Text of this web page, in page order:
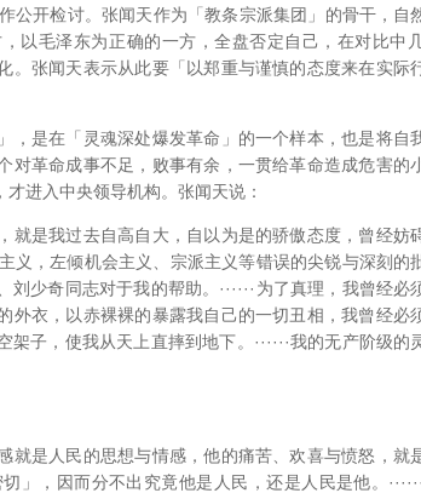
开检讨。张闻天作为「教条宗派集团」的骨干，自
以毛泽东为正确的一方，全盘否定自己，在对比中
。张闻天表示从此要「以郑重与谨慎的态度来在实际
是在「灵魂深处爆发革命」的一个样本，也是将自
对革命成事不足，败事有余，一贯给革命造成危害的
进入中央领导机构。张闻天说：
就是我过去自高自大，自以为是的骄傲态度，曾经妨
主义，左倾机会主义、宗派主义等错误的尖锐与深刻的
少奇同志对于我的帮助。······为了真理，我曾经必
外衣，以赤裸裸的暴露我自己的一切丑相，我曾经必
子，使我从天上直摔到地下。······我的无产阶级的
就是人民的思想与情感，他的痛苦、欢喜与愤怒，就
」，因而分不出究竟他是人民，还是人民是他。